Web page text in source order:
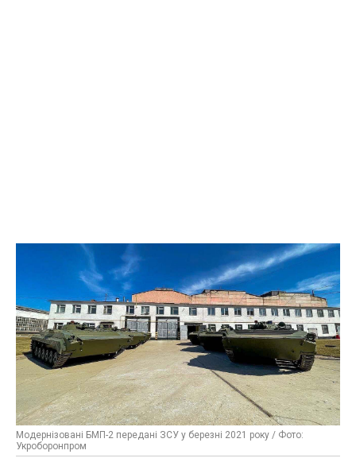
Модернізовані БМП-2 передані ЗСУ у березні 2021 року / Фото:
Укроборонпром